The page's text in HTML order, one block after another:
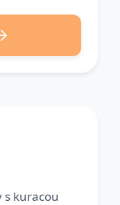
s kuracou